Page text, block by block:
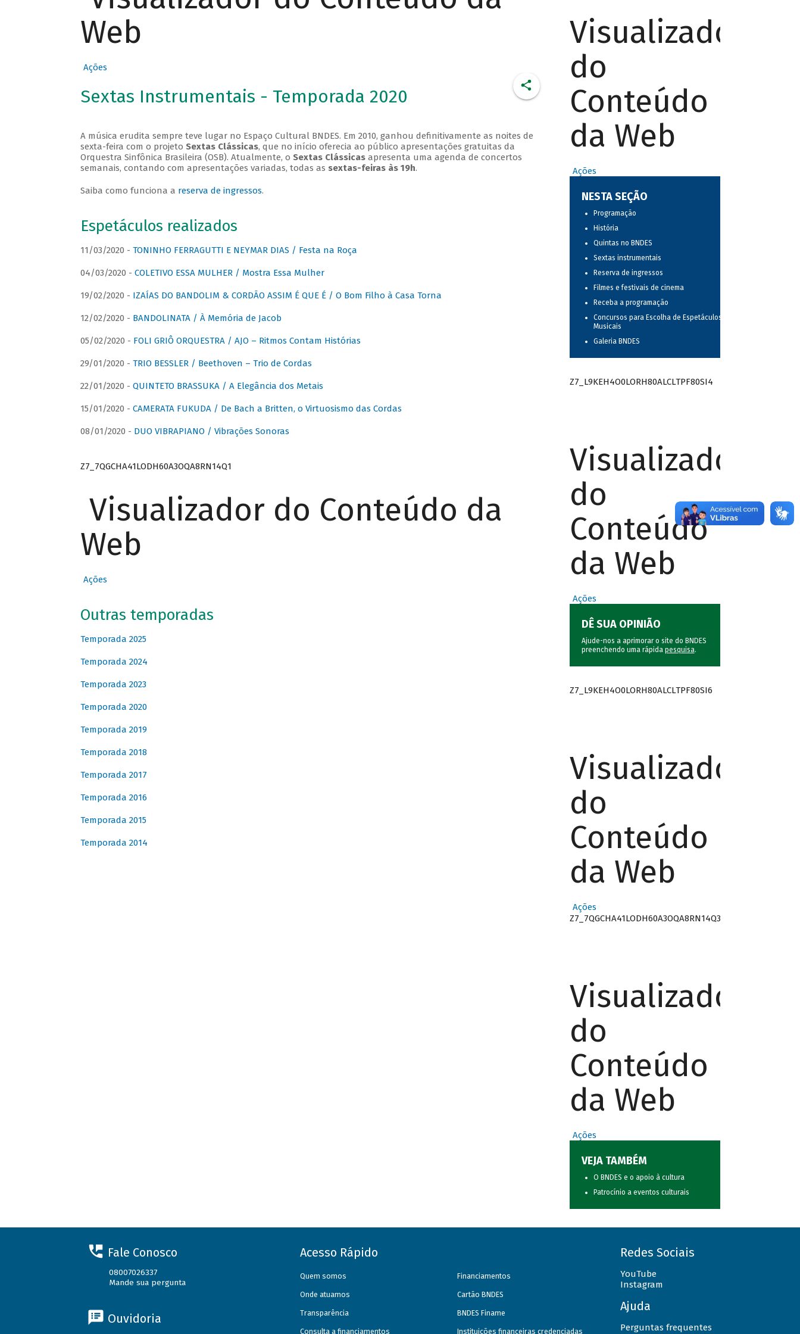
Web
Ações
Sextas Instrumentais - Temporada 2020
A música erudita sempre teve lugar no Espaço Cultural BNDES. Em 2010, ganhou definitivamente as noites de
sexta-feira com o projeto Sextas Clássicas, que no início oferecia ao público apresentações gratuitas da
Orquestra Sinfônica Brasileira (OSB). Atualmente, o Sextas Clássicasapresenta uma agenda de concertos
semanais, contando com apresentações variadas, todas as sextas-feiras às 19h.
Saiba como funciona a reserva de ingressos.
Espetáculos realizados
11/03/2020 - TONINHO FERRAGUTTI E NEYMAR DIAS / Festa na Roça
04/03/2020 - COLETIVO ESSA MULHER / Mostra Essa Mulher
19/02/2020 - IZAÍAS DO BANDOLIM & CORDÃO ASSIM É QUE É / O Bom Filho à Casa Torna
12/02/2020 - BANDOLINATA / À Memória de Jacob
05/02/2020 - FOLI GRIÔ ORQUESTRA / AJO – Ritmos Contam Histórias
29/01/2020 - TRIO BESSLER / Beethoven – Trio de Cordas
22/01/2020 - QUINTETO BRASSUKA / A Elegância dos Metais
15/01/2020 - CAMERATA FUKUDA / De Bach a Britten, o Virtuosismo das Cordas
08/01/2020 - DUO VIBRAPIANO / Vibrações Sonoras
Z7_7QGCHA41LODH60A3OQA8RN14Q1
Visualizador do Conteúdo da
Web
Ações
Outras temporadas
Temporada 2025
Temporada 2024
Temporada 2023
Temporada 2020
Temporada 2019
Temporada 2018
Temporada 2017
Temporada 2016
Temporada 2015
Temporada 2014
Visualizador
do
Conteúdo
da Web
Ações
NESTA SEÇÃO
Programação
História
Quintas no BNDES
Sextas instrumentais
Reserva de ingressos
Filmes e festivais de cinema
Receba a programação
Concursos para Escolha de Espetáculos
Musicais
Galeria BNDES
Z7_L9KEH4O0LORH80ALCLTPF80SI4
Visualizador
do
Conteúdo
da Web
Ações
DÊ SUA OPINIÃO
Ajude-nos a aprimorar o site do BNDES
preenchendo uma rápida pesquisa.
Z7_L9KEH4O0LORH80ALCLTPF80SI6
Visualizador
do
Conteúdo
da Web
Ações
Z7_7QGCHA41LODH60A3OQA8RN14Q3
Visualizador
do
Conteúdo
da Web
Ações
VEJA TAMBÉM
O BNDES e o apoio à cultura
Patrocínio a eventos culturais
Fale Conosco
08007026337
Mande sua pergunta
Ouvidoria
Acesso Rápido
Quem somos
Onde atuamos
Transparência
Consulta a financiamentos
Financiamentos
Cartão BNDES
BNDES Finame
Instituições financeiras credenciadas
Redes Sociais
YouTube
Instagram
Ajuda
Perguntas frequentes